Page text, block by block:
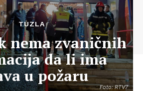
Foto: RTV7
TUZLA
nema zvaničnih
da li ima
u požaru